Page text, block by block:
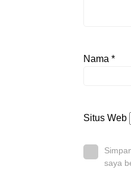
Nama *
Situs Web
saya